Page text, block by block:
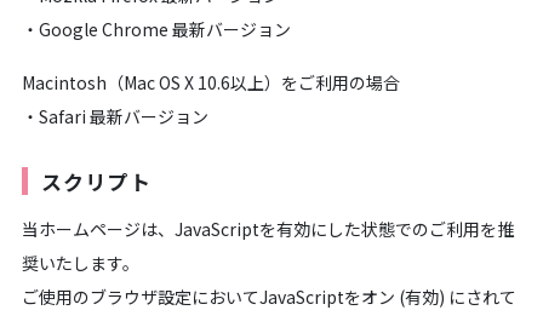
・Google Chrome 最新バージョン
Macintosh（Mac OS X 10.6以上）をご利用の場合
・Safari 最新バージョン
スクリプト
当ホームページは、JavaScriptを有効にした状態でのご利用を推
奨いたします。
ご使用のブラウザ設定においてJavaScriptをオン (有効) にされて